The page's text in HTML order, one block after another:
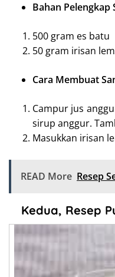
Bahan Pelengkap
500 gram es batu
50 gram irisan
Cara Membuat
Campur jus
sirup anggur.
Masukkan irisan
READ More Resep
Kedua, Resep